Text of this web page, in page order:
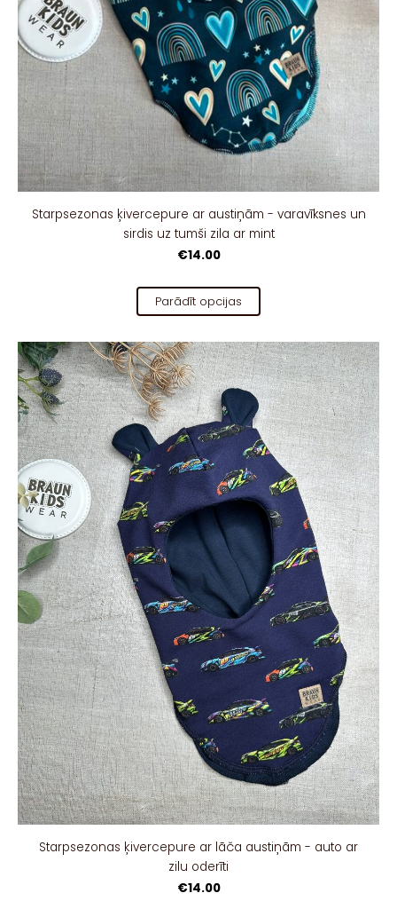
Starpsezonas ķivercepure ar austiņām - varavīksnes un
sirdis uz tumši zila ar mint
€14.00
Parādīt opcijas
Starpsezonas ķivercepure ar lāča austiņām - auto ar
zilu oderīti
€14.00